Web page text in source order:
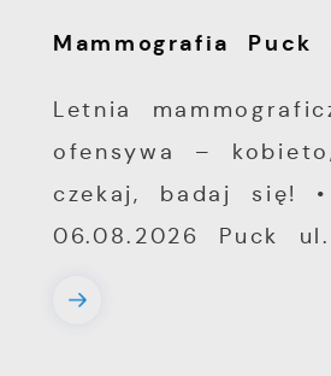
Mammografia Puck
Letnia
ofensywa –
czekaj, badaj się! •
06.08.2026 Puck